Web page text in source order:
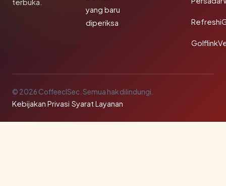
terbuka.
yang baru
diperiksa
© 2026 CoffeeclSec. Semua hak dilindungi.
Kebijakan Privasi·Syarat Layanan